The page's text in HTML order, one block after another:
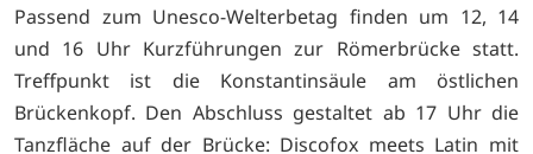
Passend zum Unesco-Welterbetag finden um 12, 14
und 16 Uhr Kurzführungen zur Römerbrücke statt.
Treffpunkt ist die Konstantinsäule am östlichen
Brückenkopf. Den Abschluss gestaltet ab 17 Uhr die
Tanzfläche auf der Brücke: Discofox meets Latin mit